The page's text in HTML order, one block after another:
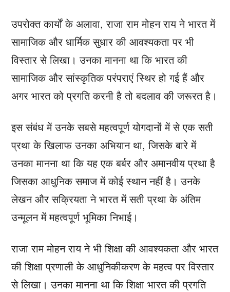
उपरोक्त कार्यों के अलावा, राजा राम मोहन राय ने भारत में
सामाजिक और धार्मिक सुधार की आवश्यकता पर भी
विस्तार से लिखा। उनका मानना ​​था कि भारत की
सामाजिक और सांस्कृतिक परंपराएं स्थिर हो गई हैं और
अगर भारत को प्रगति करनी है तो बदलाव की जरूरत है।
इस संबंध में उनके सबसे महत्वपूर्ण योगदानों में से एक सती
प्रथा के खिलाफ उनका अभियान था, जिसके बारे में
उनका मानना ​​था कि यह एक बर्बर और अमानवीय प्रथा है
जिसका आधुनिक समाज में कोई स्थान नहीं है। उनके
लेखन और सक्रियता ने भारत में सती प्रथा के अंतिम
उन्मूलन में महत्वपूर्ण भूमिका निभाई।
राजा राम मोहन राय ने भी शिक्षा की आवश्यकता और भारत
की शिक्षा प्रणाली के आधुनिकीकरण के महत्व पर विस्तार
से लिखा। उनका मानना ​​था कि शिक्षा भारत की प्रगति